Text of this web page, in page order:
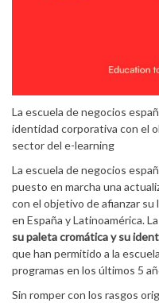
La escuela de negocios
identidad corporativa con el
sector del e-learning
La escuela de negocios
puesto en marcha una
con el objetivo de afianzar
en España y Latinoamérica.
su paleta cromática y su
que han permitido a la
programas en los últimos 5
Sin romper con los rasgos